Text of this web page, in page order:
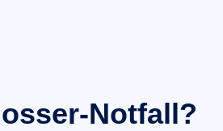
Notfall?